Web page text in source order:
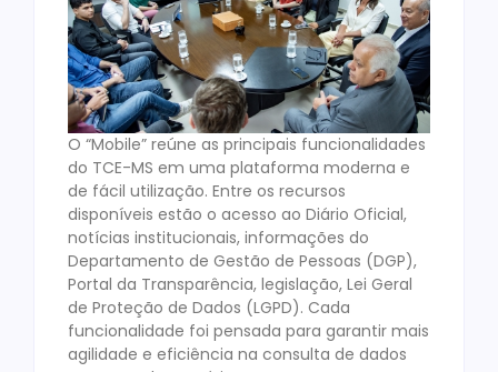
O “Mobile” reúne as principais funcionalidades
do TCE-MS em uma plataforma moderna e
de fácil utilização. Entre os recursos
disponíveis estão o acesso ao Diário Oficial,
notícias institucionais, informações do
Departamento de Gestão de Pessoas (DGP),
Portal da Transparência, legislação, Lei Geral
de Proteção de Dados (LGPD). Cada
funcionalidade foi pensada para garantir mais
agilidade e eficiência na consulta de dados